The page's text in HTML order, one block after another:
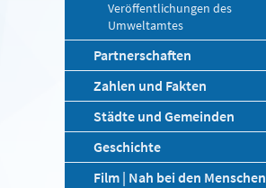
Veröffentlichungen des
Umweltamtes
Partnerschaften
Zahlen und Fakten
Städte und Gemeinden
Geschichte
Film | Nah bei den Menschen